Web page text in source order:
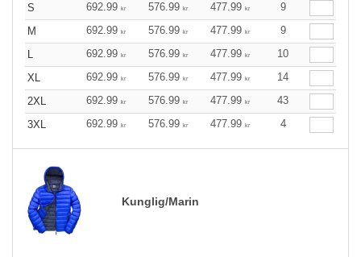
S 692.99 kr 576.99 kr 477.99 kr
9
M
692.99 kr 576.99 kr 477.99 kr
9
L
692.99 kr 576.99 kr 477.99 kr
10
XL
692.99 kr 576.99 kr 477.99 kr
14
2XL
692.99 kr 576.99 kr 477.99 kr
43
3XL
692.99 kr 576.99 kr 477.99 kr 4
Kunglig/Marin